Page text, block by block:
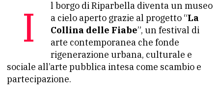
Il borgo di Riparbella diventa un museo a cielo aperto grazie al progetto “La
Collina delle Fiabe”, un festival di
arte contemporanea che fonde
rigenerazione urbana, culturale e
sociale all’arte pubblica intesa come scambio e
partecipazione.